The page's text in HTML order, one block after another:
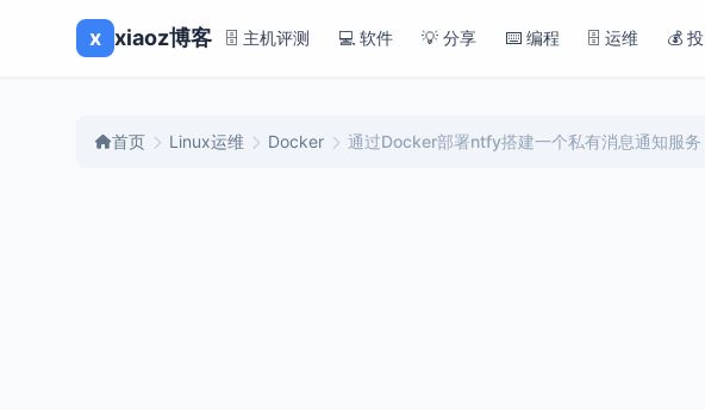
x xiaoz博客 🗄️ 主机评测 💻 软件 💡 分享 ⌨️ 编程 🗄️ 运维 💰
首页 Linux运维 Docker 通过Docker部署ntfy搭建一个私有消息通知服务